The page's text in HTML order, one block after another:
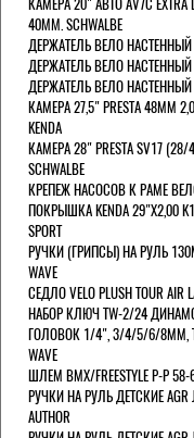
40MM. SCHWALBE
ДЕРЖАТЕЛЬ ВЕЛО НАСТЕННЫЙ
ДЕРЖАТЕЛЬ ВЕЛО НАСТЕННЫЙ
ДЕРЖАТЕЛЬ ВЕЛО НАСТЕННЫЙ
КАМЕРА 27,5" PRESTA 48ММ
KENDA
КАМЕРА 28" PRESTA SV17
SCHWALBE
КРЕПЕЖ НАСОСОВ К РАМЕ
ПОКРЫШКА KENDA 29"Х2,00
SPORT
РУЧКИ (ГРИПСЫ) НА РУЛЬ
WAVE
СЕДЛО VELO PLUSH TOUR AIR
НАБОР КЛЮЧ TW-2/24
ГОЛОВОК 1/4", 3/4/5/6/8ММ,
WAVE
ШЛЕМ ВМХ/FREESTYLE Р-Р
РУЧКИ НА РУЛЬ ДЕТСКИЕ AGR
AUTHOR